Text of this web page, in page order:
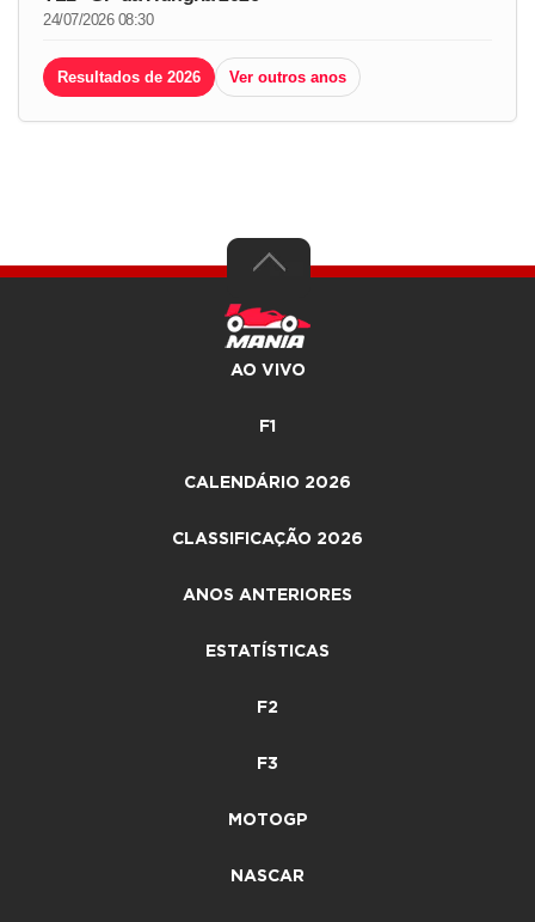
24/07/2026 08:30
Resultados de 2026 Ver outros anos
AO VIVO
F1
CALENDÁRIO 2026
CLASSIFICAÇÃO 2026
ANOS ANTERIORES
ESTATÍSTICAS
F2
F3
MOTOGP
NASCAR